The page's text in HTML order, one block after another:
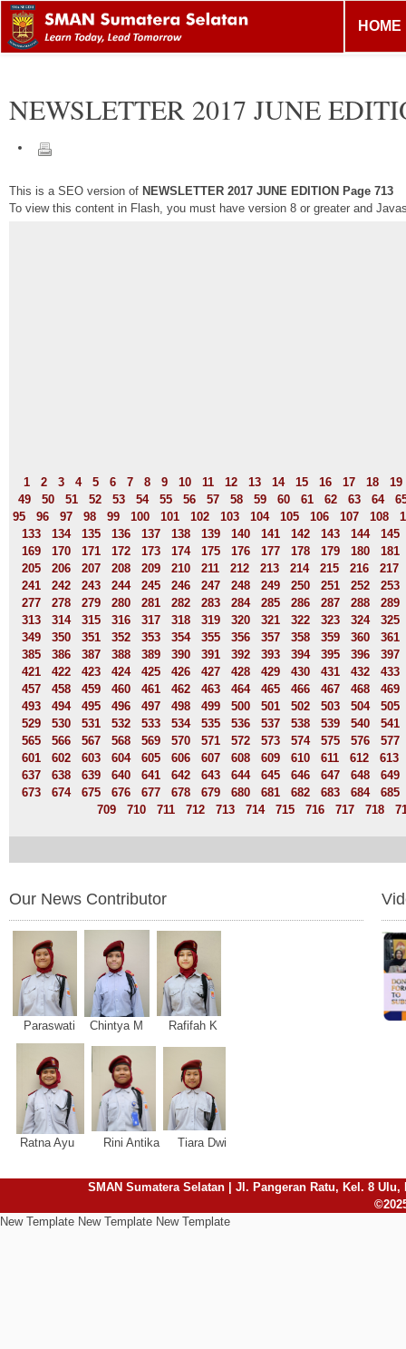
HOME
NEWSLETTER 2017 JUNE
This is a SEO version of NEWSLETTER 2017 JUNE EDITION Page 713
To view this content in Flash, you must have version 8 or greater and
1 2 3 4 5 6 7 8 9 10 11 12 13 14 15 16 17 18
19
49
50 51 52 53 54 55 56 57 58 59 60 61 62 63 64
95
96 97 98 99 100 101 102 103 104 105 106 107 108
133
134 135 136 137 138 139 140 141 142 143 144
145
169
170 171 172 173 174 175 176 177 178 179 180
181
205
206 207 208 209 210 211 212 213 214 215 216
217
241
242 243 244 245 246 247 248 249 250 251 252
253
277
278 279 280 281 282 283 284 285 286 287 288
289
313
314 315 316 317 318 319 320 321 322 323 324
325
349
350 351 352 353 354 355 356 357 358 359 360
361
385
386 387 388 389 390 391 392 393 394 395 396
397
421
422 423 424 425 426 427 428 429 430 431 432
433
457
458 459 460 461 462 463 464 465 466 467 468
469
493
494 495 496 497 498 499 500 501 502 503 504
505
529
530 531 532 533 534 535 536 537 538 539 540
541
565
566 567 568 569 570 571 572 573 574 575 576
577
601
602 603 604 605 606 607 608 609 610 611 612
613
637
638 639 640 641 642 643 644 645 646 647 648
649
673
674 675 676 677 678 679 680 681 682 683 684
685
709
710 711 712 713 714 715 716 717 718
Our News Contributor
Paraswati Chintya M Rafifah K
Ratna Ayu Rini Antika Tiara Dwi
SMAN Sumatera Selatan | Jl. Pangeran Ratu, Kel. 8 Ulu,
New Template New Template New Template